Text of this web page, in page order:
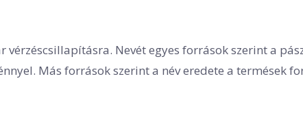
vérzéscsillapításra. Nevét egyes források szerint a
Más források szerint a név eredete a termések